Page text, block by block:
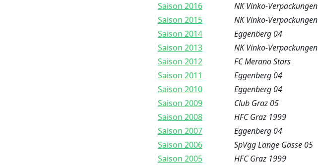
Saison 2016
NK Vinko-Verpackungen
Saison 2015
NK Vinko-Verpackungen
Saison 2014
Eggenberg 04
Saison 2013
NK Vinko-Verpackungen
Saison 2012
FC Merano Stars
Saison 2011
Eggenberg 04
Saison 2010
Eggenberg 04
Saison 2009
Club Graz 05
Saison 2008
HFC Graz 1999
Saison 2007
Eggenberg 04
Saison 2006
SpVgg Lange Gasse 05
Saison 2005
HFC Graz 1999